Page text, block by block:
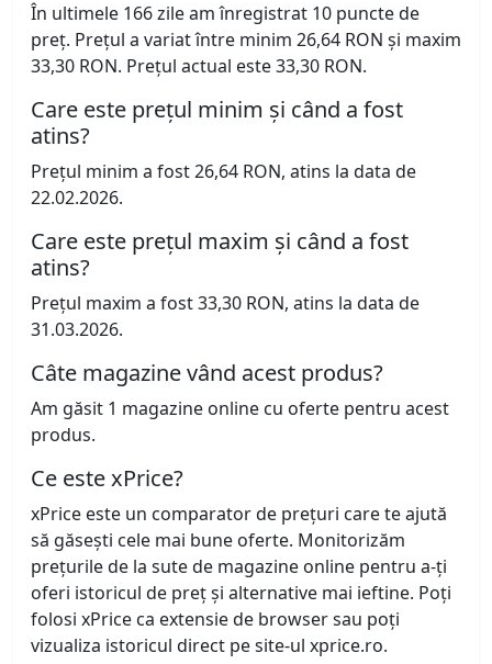
În ultimele 166 zile am înregistrat 10 puncte de
preț. Prețul a variat între minim 26,64 RON și maxim
33,30 RON. Prețul actual este 33,30 RON.
Care este prețul minim și când a fost
atins?
Prețul minim a fost 26,64 RON, atins la data de
22.02.2026.
Care este prețul maxim și când a fost
atins?
Prețul maxim a fost 33,30 RON, atins la data de
31.03.2026.
Câte magazine vând acest produs?
Am găsit 1 magazine online cu oferte pentru acest
produs.
Ce este xPrice?
xPrice este un comparator de prețuri care te ajută
să găsești cele mai bune oferte. Monitorizăm
prețurile de la sute de magazine online pentru a-ți
oferi istoricul de preț și alternative mai ieftine. Poți
folosi xPrice ca extensie de browser sau poți
vizualiza istoricul direct pe site-ul xprice.ro.